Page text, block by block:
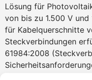
Lösung für
von bis zu 1.500 V
für Kabelquerschnitte
Steckverbindungen
61984:2008